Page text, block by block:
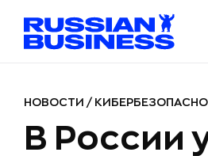
НОВОСТИ /
В России